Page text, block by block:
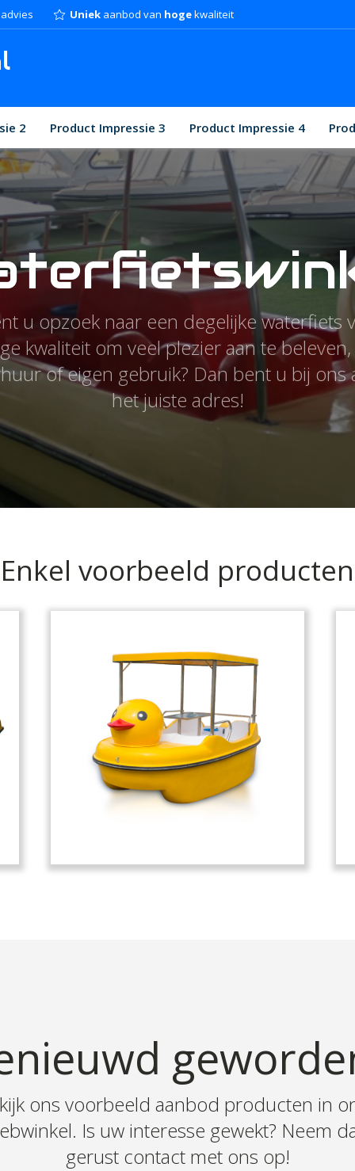
Uniek aanbod van hogekwaliteit
2 Product Impressie 3 Product Impressie 4
u opzoek naar een degelijke waterfiets
kwaliteit om veel plezier aan te beleven,
of eigen gebruik? Dan bent u bij ons
het juiste adres!
Enkel voorbeeld producten
ons voorbeeld aanbod producten in
Is uw interesse gewekt? Neem
gerust contact met ons op!